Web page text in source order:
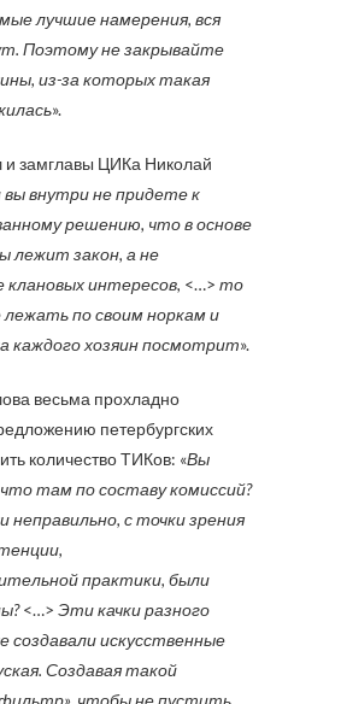
лучшие намерения, вся
Поэтому не закрывайте
из-за которых такая
».
и замглавы ЦИКа Николай
вы внутри не придете к
решению, что в основе
лежит закон, а не
клановых интересов, <…> то
по своим норкам и
каждого хозяин посмотрит».
весьма прохладно
петербургских
количество ТИКов: «Вы
там по составу комиссий?
неправильно, с точки зрения
практики, были
<…> Эти качки разного
создавали искусственные
Создавая такой
чтобы не пустить